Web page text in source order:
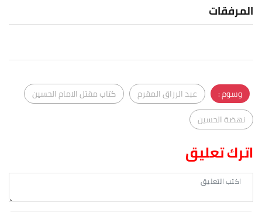
المرفقات
وسوم : عبد الرزاق المقرم
كتاب مقتل الامام الحسين
نهضة الحسين
اترك تعليق